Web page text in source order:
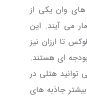
وان یکی از
می آیند. این
تا ارزان نیز
ای هستند.
توانید هتلی در
جاذبه های